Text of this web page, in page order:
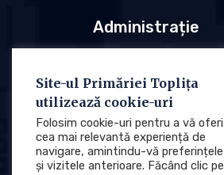
Administrație
Organigrama
Site-ul Primăriei Toplița
utilizează cookie-uri
Folosim cookie-uri pentru a vă oferi
cea mai relevantă experiență de
navigare, amintindu-vă preferințele
și vizitele anterioare. Făcând clic pe